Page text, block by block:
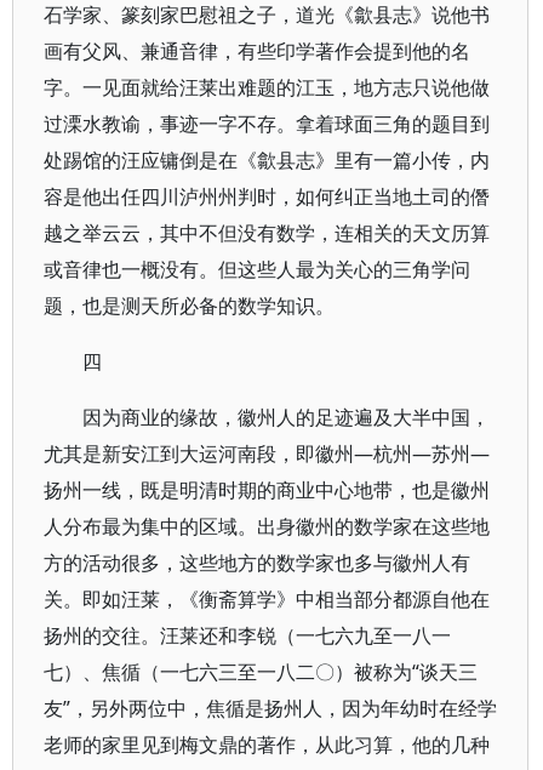
石学家、篆刻家巴慰祖之子，道光《歙县志》说他书
画有父风、兼通音律，有些印学著作会提到他的名
字。一见面就给汪莱出难题的江玉，地方志只说他做
过溧水教谕，事迹一字不存。拿着球面三角的题目到
处踢馆的汪应镛倒是在《歙县志》里有一篇小传，内
容是他出任四川泸州州判时，如何纠正当地土司的僭
越之举云云，其中不但没有数学，连相关的天文历算
或音律也一概没有。但这些人最为关心的三角学问
题，也是测天所必备的数学知识。
四
因为商业的缘故，徽州人的足迹遍及大半中国，
尤其是新安江到大运河南段，即徽州—杭州—苏州—
扬州一线，既是明清时期的商业中心地带，也是徽州
人分布最为集中的区域。出身徽州的数学家在这些地
方的活动很多，这些地方的数学家也多与徽州人有
关。即如汪莱，《衡斋算学》中相当部分都源自他在
扬州的交往。汪莱还和李锐（一七六九至一八一
七）、焦循（一七六三至一八二〇）被称为“谈天三
友”，另外两位中，焦循是扬州人，因为年幼时在经学
老师的家里见到梅文鼎的著作，从此习算，他的几种